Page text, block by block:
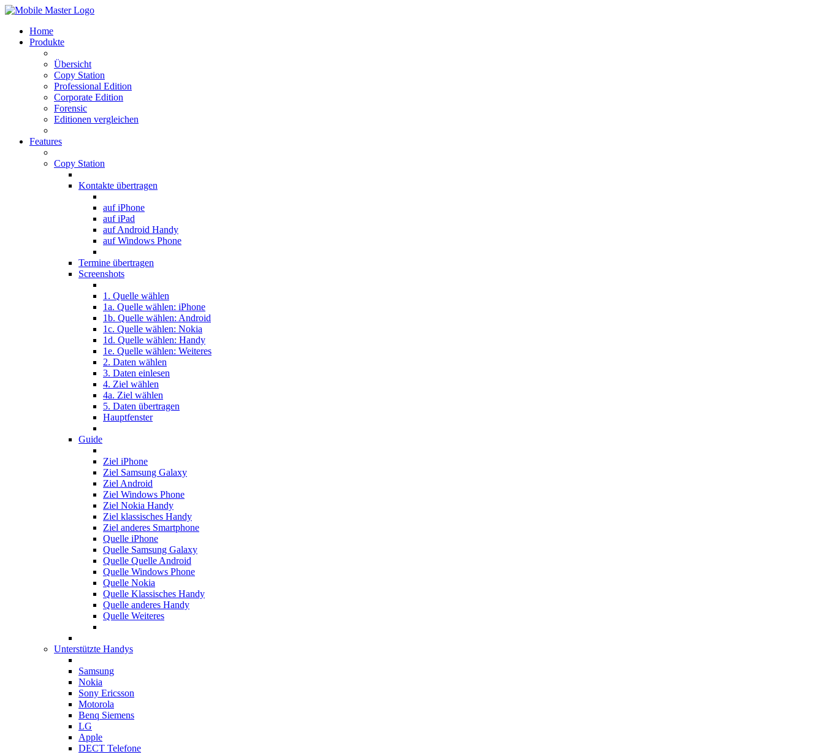
Home
Produkte
Übersicht
Copy Station
Professional Edition
Corporate Edition
Forensic
Editionen vergleichen
Features
Copy Station
Kontakte übertragen
auf iPhone
auf iPad
auf Android Handy
auf Windows Phone
Termine übertragen
Screenshots
1. Quelle wählen
1a. Quelle wählen: iPhone
1b. Quelle wählen: Android
1c. Quelle wählen: Nokia
1d. Quelle wählen: Handy
1e. Quelle wählen: Weiteres
2. Daten wählen
3. Daten einlesen
4. Ziel wählen
4a. Ziel wählen
5. Daten übertragen
Hauptfenster
Guide
Ziel iPhone
Ziel Samsung Galaxy
Ziel Android
Ziel Windows Phone
Ziel Nokia Handy
Ziel klassisches Handy
Ziel anderes Smartphone
Quelle iPhone
Quelle Samsung Galaxy
Quelle Quelle Android
Quelle Windows Phone
Quelle Nokia
Quelle Klassisches Handy
Quelle anderes Handy
Quelle Weiteres
Unterstützte Handys
Samsung
Nokia
Sony Ericsson
Motorola
Benq Siemens
LG
Apple
DECT Telefone